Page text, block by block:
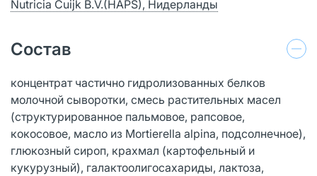
Nutricia Cuijk B.V.(HAPS), Нидерланды
Состав
концентрат частично гидролизованных белков
молочной сыворотки, смесь растительных масел
(структурированное пальмовое, рапсовое,
кокосовое, масло из Mortierella alpina, подсолнечное),
глюкозный сироп, крахмал (картофельный и
кукурузный), галактоолигосахариды, лактоза,